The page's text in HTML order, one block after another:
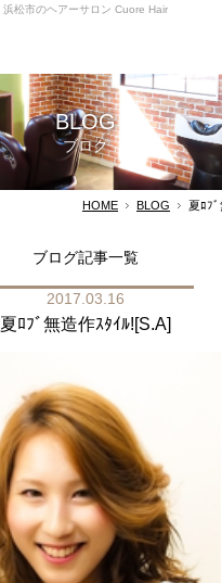
浜松市のヘアーサロン Cuore Hair
BLOG
ブログ
HOME BLOG 夏ﾛﾌ
ブログ記事一覧
2017.03.16
夏ﾛﾌﾞ無造作ｽﾀｲﾙ![S.A]